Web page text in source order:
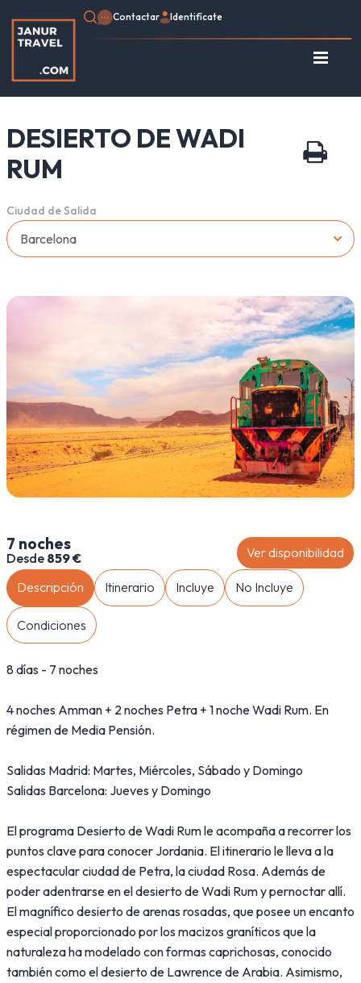
Contactar Identifícate
Consulte su Reserva
Inicio
Jordania
Europa
Tipo de viaje
DESIERTO DE WADI
RUM
Ciudad de Salida
Descripción Itinerario Incluye No Incluye
Condiciones
8 días - 7 noches
4 noches Amman + 2 noches Petra + 1 noche Wadi Rum. En
régimen de Media Pensión.
Salidas Madrid: Martes, Miércoles, Sábado y Domingo
Salidas Barcelona: Jueves y Domingo
El programa Desierto de Wadi Rum le acompaña a recorrer los
puntos clave para conocer Jordania. El itinerario le lleva a la
espectacular ciudad de Petra, la ciudad Rosa. Además de
poder adentrarse en el desierto de Wadi Rum y pernoctar allí.
El magnífico desierto de arenas rosadas, que posee un encanto
especial proporcionado por los macizos graníticos que la
naturaleza ha modelado con formas caprichosas, conocido
también como el desierto de Lawrence de Arabia. Asimismo,
7 noches
Desde 859 € Ver disponibilidad